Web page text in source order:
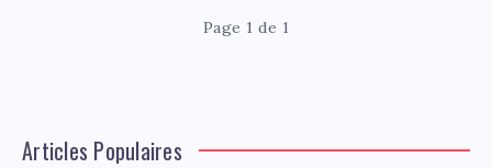
Page 1 de 1
Articles Populaires